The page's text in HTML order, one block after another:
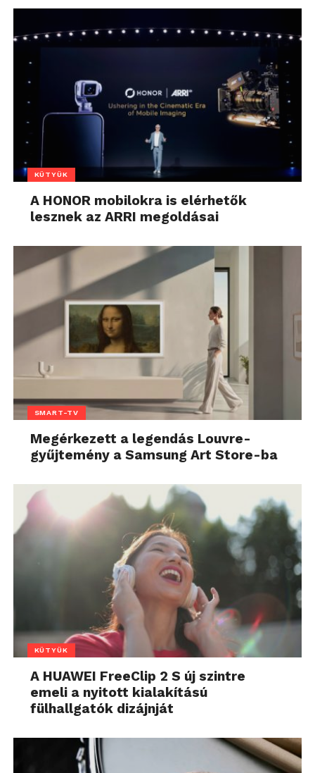
KÜTYÜK
A HONOR mobilokra is elérhetők
lesznek az ARRI megoldásai
SMART-TV
Megérkezett a legendás Louvre-
gyűjtemény a Samsung Art Store-ba
KÜTYÜK
A HUAWEI FreeClip 2 S új szintre
emeli a nyitott kialakítású
fülhallgatók dizájnját